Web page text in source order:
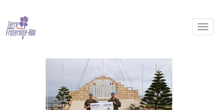
Don DAMAN XXVI (mars 2017)
By Terre Fraternité,